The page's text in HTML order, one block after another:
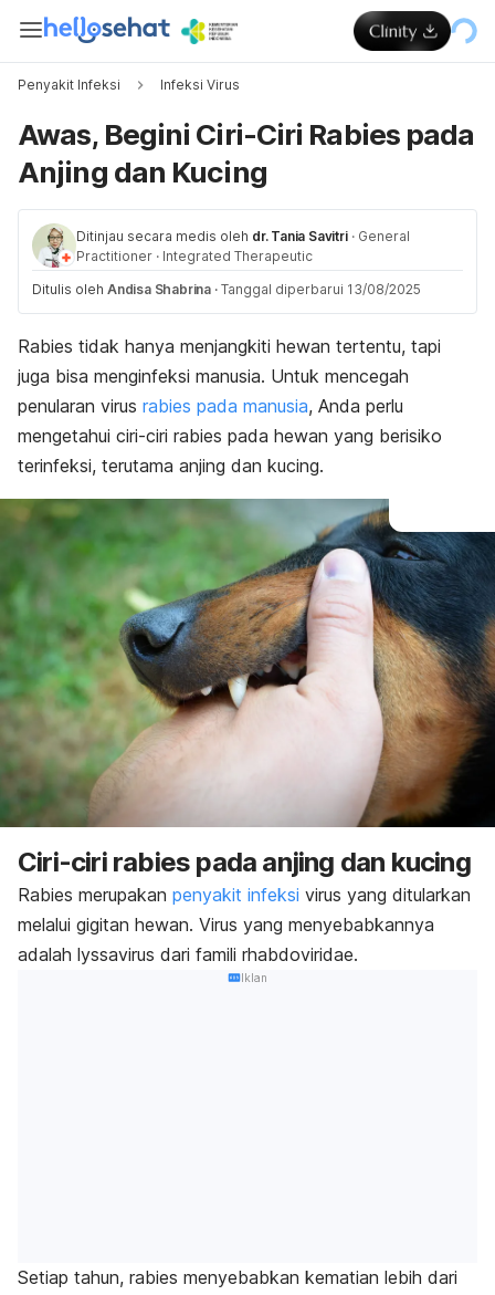
Penyakit Infeksi Infeksi Virus
Awas, Begini Ciri-Ciri Rabies pada
Anjing dan Kucing
Ditinjau secara medis oleh dr. Tania Savitri · General
Practitioner · Integrated Therapeutic
Ditulis oleh Andisa Shabrina · Tanggal diperbarui 13/08/2025
Rabies tidak hanya menjangkiti hewan tertentu, tapi
juga bisa menginfeksi manusia. Untuk mencegah
penularan virus rabies pada manusia, Anda perlu
mengetahui ciri-ciri rabies pada hewan yang berisiko
terinfeksi, terutama anjing dan kucing.
Ciri-ciri rabies pada anjing dan kucing
Rabies merupakan penyakit infeksi virus yang ditularkan
melalui gigitan hewan. Virus yang menyebabkannya
adalah lyssavirus dari famili rhabdoviridae.
Iklan
Setiap tahun, rabies menyebabkan kematian lebih dari